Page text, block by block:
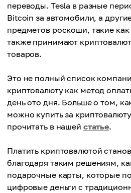
переводы. Tesla в разные
Bitcoin за автомобили, а
предметов роскоши, такие
также принимают
товаров.
Это не полный список
криптовалюту как метод
день ото дня. Больше о том,
можно купить за
прочитать в нашей статье.
Платить криптовалютой
благодаря таким решениям,
подарочные карты, которые
цифровые деньги с